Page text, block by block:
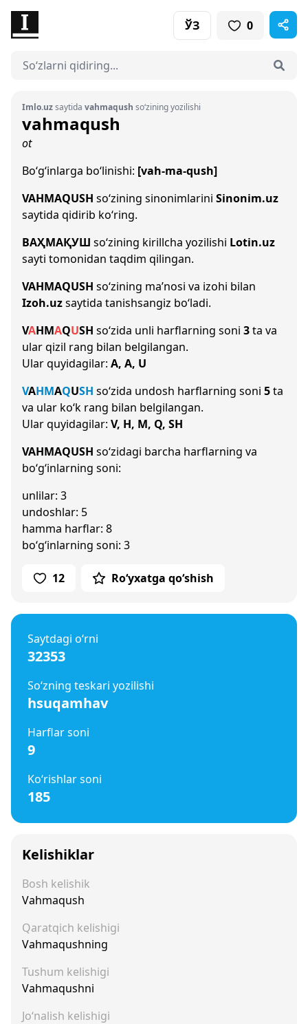
ЎЗ 0
Imlo.uzsaytida vahmaqush so‘zining yozilishi
vahmaqush
ot
Bo‘g‘inlarga bo‘linishi: [vah-ma-qush]
VAHMAQUSH so‘zining sinonimlarini Sinonim.uz
saytida qidirib ko‘ring.
ВАҲМАҚУШ so‘zining kirillcha yozilishi Lotin.uz
sayti tomonidan taqdim qilingan.
VAHMAQUSH so‘zining ma’nosi va izohi bilan
Izoh.uzsaytida tanishsangiz bo‘ladi.
VAHMAQUSH so‘zida unli harflarning soni 3ta va
ular qizil rang bilan belgilangan.
Ular quyidagilar: A, A, U
VAHMAQUSH so‘zida undosh harflarning soni 5ta
va ular ko‘k rang bilan belgilangan.
Ular quyidagilar: V, H, M, Q, SH
VAHMAQUSH so‘zidagi barcha harflarning va
bo‘g‘inlarning soni:
unlilar: 3
undoshlar: 5
hamma harflar: 8
bo‘g‘inlarning soni: 3
12 Ro‘yxatga qo‘shish
Saytdagi o‘rni
32353
So‘zning teskari yozilishi
hsuqamhav
Harflar soni
9
Ko‘rishlar soni
185
Kelishiklar
Bosh kelishik
Vahmaqush
Qaratqich kelishigi
Vahmaqushning
Tushum kelishigi
Vahmaqushni
Jo‘nalish kelishigi